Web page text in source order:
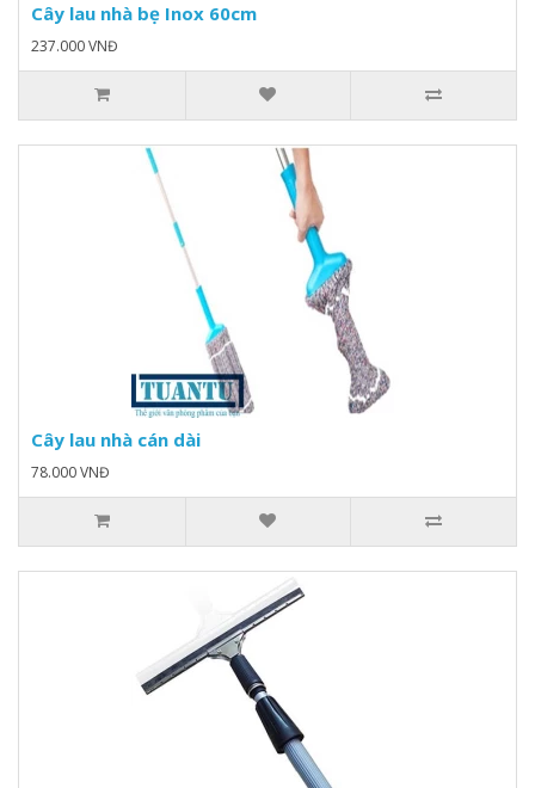
Cây lau nhà bẹ Inox 60cm
237.000 VNĐ
Cây lau nhà cán dài
78.000 VNĐ